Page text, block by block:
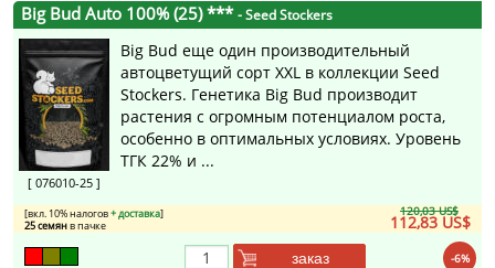
Big Bud Auto 100% (25) ***- Seed Stockers
[ 076010-25 ]
Big Bud еще один производительный
автоцветущий сорт XXL в коллекции Seed
Stockers. Генетика Big Bud производит
растения с огромным потенциалом роста,
особенно в оптимальных условиях. Уровень
ТГК 22% и ...
120,03 US$
112,83 US$
[вкл. 10% налогов+ доставка]
25 семянв пачке
-6%
заказ